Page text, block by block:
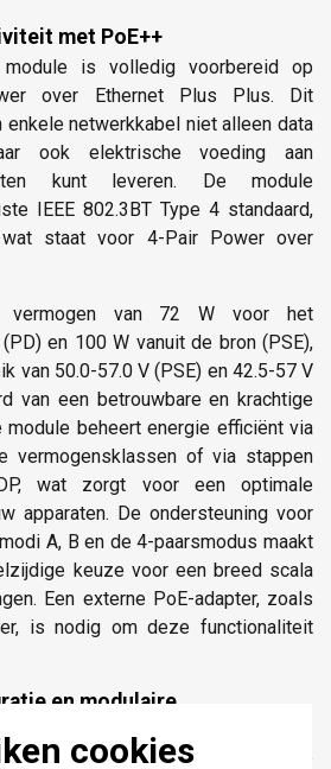
cookies
met PoE++
module is volledig voorbereid op
over Ethernet Plus Plus. Dit
enkele netwerkkabel niet alleen data
ook elektrische voeding aan
kunt leveren. De module
IEEE 802.3BT Type 4 standaard,
staat voor 4-Pair Power over
vermogen van 72 W voor het
en 100 W vanuit de bron (PSE),
van 50.0-57.0 V (PSE) en 42.5-57 V
van een betrouwbare en krachtige
module beheert energie efficiënt via
vermogensklassen of via stappen
wat zorgt voor een optimale
apparaten. De ondersteuning voor
A, B en de 4-paarsmodus maakt
keuze voor een breed scala
Een externe PoE-adapter, zoals
is nodig om deze functionaliteit
en modulaire
van deze Niko DIN-rail module